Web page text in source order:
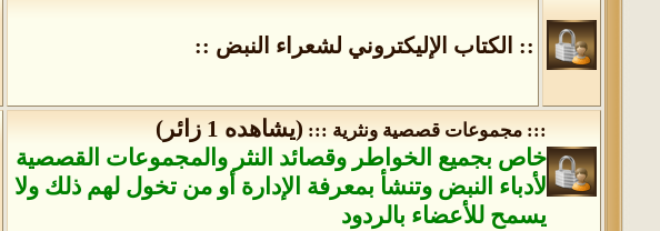
:: الكتاب الإليكتروني لشعراء النبض ::
::: مجموعات قصصية ونثرية ::: (يشاهده 1 زائر)
خاص بجميع الخواطر وقصائد النثر والمجموعات القصصية
لأدباء النبض وتنشأ بمعرفة الإدارة أو من تخول لهم ذلك ولا
يسمح للأعضاء بالردود